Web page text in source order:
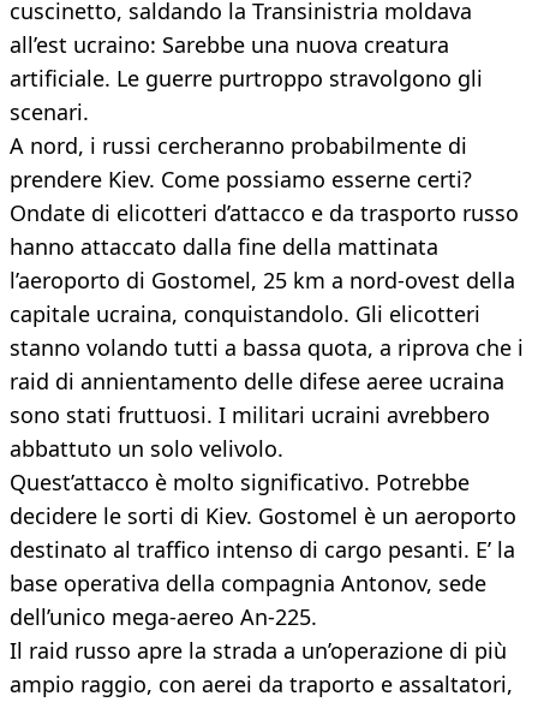
cuscinetto, saldando la Transinistria moldava
all’est ucraino: Sarebbe una nuova creatura
artificiale. Le guerre purtroppo stravolgono gli
scenari.
A nord, i russi cercheranno probabilmente di
prendere Kiev. Come possiamo esserne certi?
Ondate di elicotteri d’attacco e da trasporto russo
hanno attaccato dalla fine della mattinata
l’aeroporto di Gostomel, 25 km a nord-ovest della
capitale ucraina, conquistandolo. Gli elicotteri
stanno volando tutti a bassa quota, a riprova che i
raid di annientamento delle difese aeree ucraina
sono stati fruttuosi. I militari ucraini avrebbero
abbattuto un solo velivolo.
Quest’attacco è molto significativo. Potrebbe
decidere le sorti di Kiev. Gostomel è un aeroporto
destinato al traffico intenso di cargo pesanti. E’ la
base operativa della compagnia Antonov, sede
dell’unico mega-aereo An-225.
Il raid russo apre la strada a un’operazione di più
ampio raggio, con aerei da traporto e assaltatori,